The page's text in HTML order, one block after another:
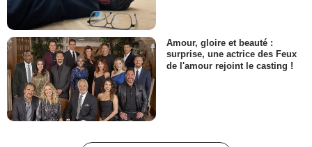
Amour, gloire et beauté :
surprise, une actrice des Feux
de l'amour rejoint le casting !